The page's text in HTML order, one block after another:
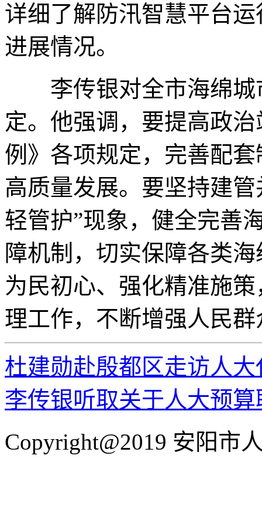
详细了解防汛智慧平台
进展情况。
李传银对全市海绵城
定。他强调，要提高政
例》各项规定，完善配
高质量发展。要坚持建
轻管护”现象，健全完善
障机制，切实保障各类
为民初心、强化精准施
理工作，不断增强人民
杜建勋赴殷都区走访人
李传银听取关于人大预
Copyright@2019 安阳市